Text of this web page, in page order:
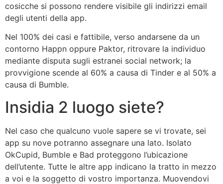
cosicche si possono rendere visibile gli indirizzi email
degli utenti della app.
Nel 100% dei casi e fattibile, verso andarsene da un
contorno Happn oppure Paktor, ritrovare la individuo
mediante disputa sugli estranei social network; la
provvigione scende al 60% a causa di Tinder e al 50% a
causa di Bumble.
Insidia 2 luogo siete?
Nel caso che qualcuno vuole sapere se vi trovate, sei
app su nove potranno assegnare una lato. Isolato
OkCupid, Bumble e Bad proteggono l’ubicazione
dell’utente. Tutte le altre app indicano la tratto in mezzo
a voi e la soggetto di vostro importanza. Muovendovi